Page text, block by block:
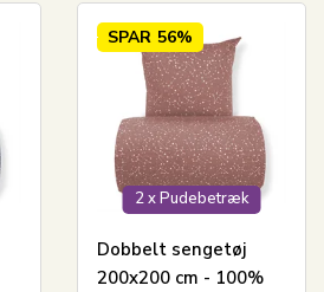
2 x Pudebetræk
SPAR 56%
Dobbelt sengetøj
200x200 cm - 100%